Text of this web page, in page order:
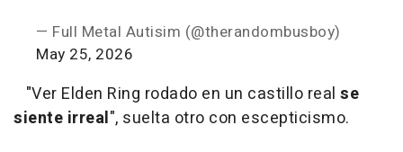
— Full Metal Autisim (@therandombusboy)
May 25, 2026
"Ver Elden Ring rodado en un castillo real se
siente irreal", suelta otro con escepticismo.